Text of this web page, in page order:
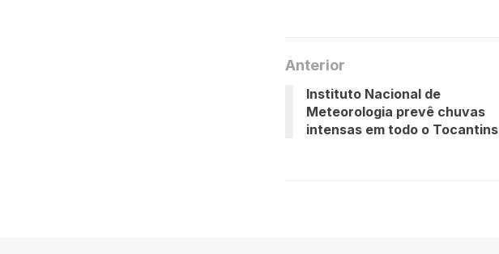
Anterior
Instituto Nacional de
Meteorologia prevê chuvas
intensas em todo o Tocantins